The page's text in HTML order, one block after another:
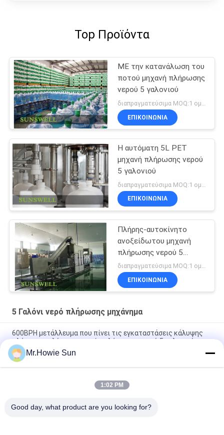
Top Προϊόντα
ΜΕ την κατανάλωση του
ποτού μηχανή πλήρωσης
νερού 5 γαλονιού
ΕΠΙΚΟΙΝΩΝΊΑ
Η αυτόματη 5L PET
μηχανή πλήρωσης νερού
5 γαλονιού
ΕΠΙΚΟΙΝΩΝΊΑ
Πλήρης-αυτοκίνητο
ανοξείδωτου μηχανή
πλήρωσης νερού 5
γαλονιού
διαπραγματεύσιμα MOQ:1 ομάδα
ΕΠΙΚΟΙΝΩΝΊΑ
5 Γαλόνι νερό πλήρωσης μηχάνημα
600BPH μετάλλευμα που πίνει τις εγκαταστάσεις κάλυψης
πλήρωσης πλύσης μηχανών πλήρωσης νερού 5 γαλονιού
Πλήρης αυτόματη μηχανή πλήρωσης νερού 5 γαλονιού,
ορυκτή καθαρή γραμμή παραγωγής νερού
Πλήρως αυτόματο 3 γαλόνι καθαρή γραμμή παραγωγής νερού
Mr.Howie Sun
1:02 PM
Good day, what product are you looking for?